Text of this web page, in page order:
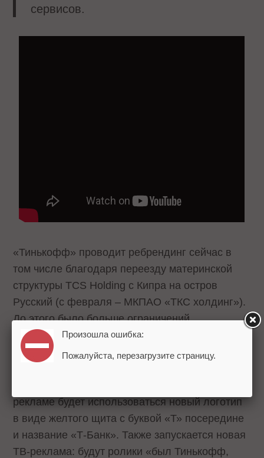
сервисов.
«Тинькофф» проводит ребрендинг сейчас в
том числе благодаря переезду материнской
структуры TCS Holding с Кипра на остров
Русский (с февраля – МКПАО «ТКС холдинг»).
До этого было больше ограничений
юридического плана и на уровне
корпоративного управления.
рекламе будет использоваться новый логотип
в виде желтого щита с буквой «Т» посередине
и название «Т-Банк». Также запускается новая
ТВ-реклама: будут ролики «был Тинькофф,
Произошла ошибка:
Пожалуйста, перезагрузите страницу.